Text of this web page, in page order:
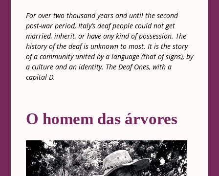
For over two thousand years and until the second
post-war period, Italy’s deaf people could not get
married, inherit, or have any kind of possession. The
history of the deaf is unknown to most. It is the story
of a community united by a language (that of signs), by
a culture and an identity. The Deaf Ones, with a
capital D.
O homem das árvores